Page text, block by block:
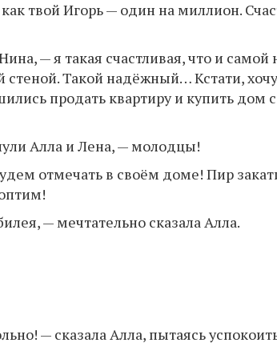
твой Игорь — один на миллион.
— я такая счастливая, что и самой
стеной. Такой надёжный… Кстати, хочу
продать квартиру и купить дом с
Алла и Лена, — молодцы!
отмечать в своём доме! Пир
— мечтательно сказала Алла.
— сказала Алла, пытаясь